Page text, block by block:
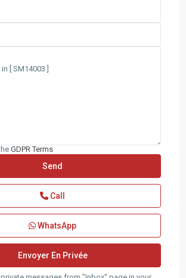
GDPR Terms
Call
WhatsApp